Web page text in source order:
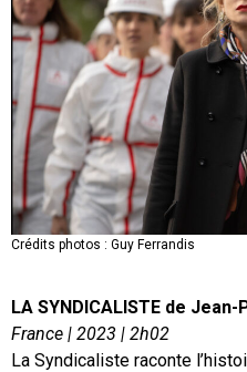
Crédits photos : Guy Ferrandis
LA SYNDICALISTE de Jean-
France | 2023 | 2h02
La Syndicaliste raconte